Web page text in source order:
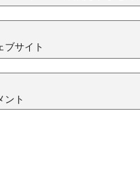
ブサイト
ント